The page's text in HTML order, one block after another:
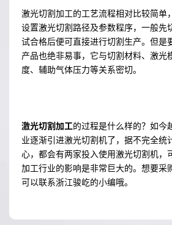
激光切割加工的工艺流程相对比较简单
设置激光切割路径及参数程序，一般先
试合格后便可直接进行切割生产。但是
产品也绝非易事，它与切割材料、激光
度、辅助气体压力等关系密切。
激光切割加工的过程是什么样的？如今
业逐渐引进激光切割机了，据不完全统
心，都会有两家投入使用激光切割机，
加工行业的影响是非常巨大的。想要采
可以联系浙江骏屹的小编哦。